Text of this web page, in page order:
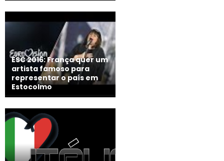
ESC 2016: França quer um
artista famoso para
representar o país em
Estocolmo